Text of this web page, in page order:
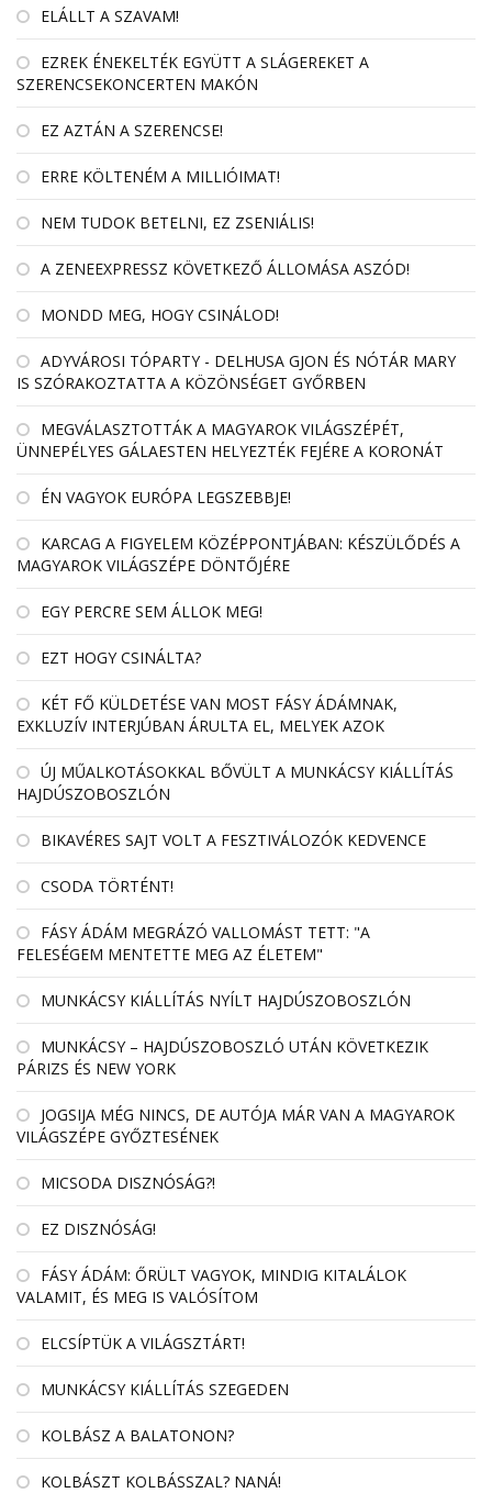
ELÁLLT A SZAVAM!
EZREK ÉNEKELTÉK EGYÜTT A SLÁGEREKET A
SZERENCSEKONCERTEN MAKÓN
EZ AZTÁN A SZERENCSE!
ERRE KÖLTENÉM A MILLIÓIMAT!
NEM TUDOK BETELNI, EZ ZSENIÁLIS!
A ZENEEXPRESSZ KÖVETKEZŐ ÁLLOMÁSA ASZÓD!
MONDD MEG, HOGY CSINÁLOD!
ADYVÁROSI TÓPARTY - DELHUSA GJON ÉS NÓTÁR MARY
IS SZÓRAKOZTATTA A KÖZÖNSÉGET GYŐRBEN
MEGVÁLASZTOTTÁK A MAGYAROK VILÁGSZÉPÉT,
ÜNNEPÉLYES GÁLAESTEN HELYEZTÉK FEJÉRE A KORONÁT
ÉN VAGYOK EURÓPA LEGSZEBBJE!
KARCAG A FIGYELEM KÖZÉPPONTJÁBAN: KÉSZÜLŐDÉS A
MAGYAROK VILÁGSZÉPE DÖNTŐJÉRE
EGY PERCRE SEM ÁLLOK MEG!
EZT HOGY CSINÁLTA?
KÉT FŐ KÜLDETÉSE VAN MOST FÁSY ÁDÁMNAK,
EXKLUZÍV INTERJÚBAN ÁRULTA EL, MELYEK AZOK
ÚJ MŰALKOTÁSOKKAL BŐVÜLT A MUNKÁCSY KIÁLLÍTÁS
HAJDÚSZOBOSZLÓN
BIKAVÉRES SAJT VOLT A FESZTIVÁLOZÓK KEDVENCE
CSODA TÖRTÉNT!
FÁSY ÁDÁM MEGRÁZÓ VALLOMÁST TETT: "A
FELESÉGEM MENTETTE MEG AZ ÉLETEM"
MUNKÁCSY KIÁLLÍTÁS NYÍLT HAJDÚSZOBOSZLÓN
MUNKÁCSY – HAJDÚSZOBOSZLÓ UTÁN KÖVETKEZIK
PÁRIZS ÉS NEW YORK
JOGSIJA MÉG NINCS, DE AUTÓJA MÁR VAN A MAGYAROK
VILÁGSZÉPE GYŐZTESÉNEK
MICSODA DISZNÓSÁG?!
EZ DISZNÓSÁG!
FÁSY ÁDÁM: ŐRÜLT VAGYOK, MINDIG KITALÁLOK
VALAMIT, ÉS MEG IS VALÓSÍTOM
ELCSÍPTÜK A VILÁGSZTÁRT!
MUNKÁCSY KIÁLLÍTÁS SZEGEDEN
KOLBÁSZ A BALATONON?
KOLBÁSZT KOLBÁSSZAL? NANÁ!